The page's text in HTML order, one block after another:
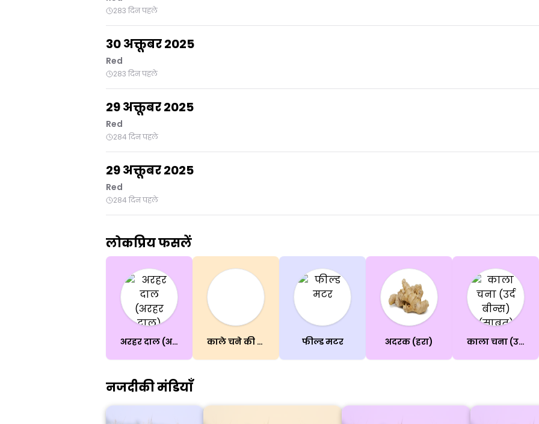
283 दिन पहले
30 अक्तूबर 2025
Red
283 दिन पहले
29 अक्तूबर 2025
Red
284 दिन पहले
29 अक्तूबर 2025
Red
284 दिन पहले
लोकप्रिय फसलें
अरहर दाल (अरहर दाल) काले चने की दाल (उर्द दाल) फील्ड मटर अदरक (हरा) काला चना (उर्द बीन्स)(साबुत)
नजदीकी मंडियाँ